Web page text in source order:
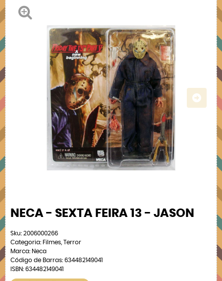
NECA - SEXTA FEIRA 13 - JASON
Sku: 2006000266
Categoria: Filmes
Terror
Marca: Neca
Código de Barras: 634482149041
ISBN: 634482149041